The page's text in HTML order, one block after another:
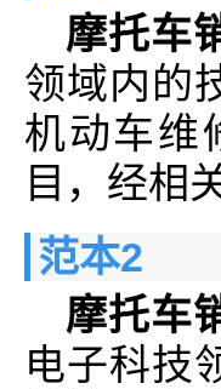
摩托车
领域内的
机动车维
目，经相
范本2
摩托车
电子科技